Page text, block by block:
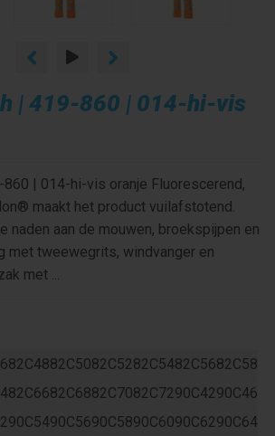
| 419-860 | 014-hi-vis
| 014-hi-vis oranje Fluorescerend,
maakt het product vuilafstotend.
naden aan de mouwen, broekspijpen en
met tweewegrits, windvanger en
met ...
82C4882C5082C5282C5482C5682C58
82C6682C6882C7082C7290C4290C46
90C5490C5690C5890C6090C6290C64